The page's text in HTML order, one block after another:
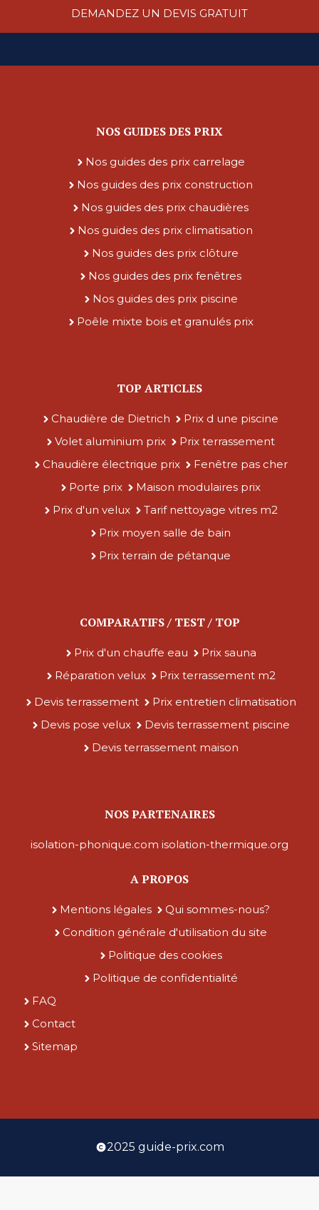
DEMANDEZ UN DEVIS GRATUIT
NOS GUIDES DES PRIX
Nos guides des prix carrelage
Nos guides des prix construction
Nos guides des prix chaudières
Nos guides des prix climatisation
Nos guides des prix clôture
Nos guides des prix fenêtres
Nos guides des prix piscine
Poêle mixte bois et granulés prix
TOP ARTICLES
Chaudière de Dietrich
Prix d une piscine
Volet aluminium prix
Prix terrassement
Chaudière électrique prix
Fenêtre pas cher
Porte prix
Maison modulaires prix
Prix d'un velux
Tarif nettoyage vitres m2
Prix moyen salle de bain
Prix terrain de pétanque
COMPARATIFS / TEST / TOP
Prix d'un chauffe eau
Prix sauna
Réparation velux
Prix terrassement m2
Devis terrassement
Prix entretien climatisation
Devis pose velux
Devis terrassement piscine
Devis terrassement maison
NOS PARTENAIRES
isolation-phonique.com isolation-thermique.org
A PROPOS
Mentions légales
Qui sommes-nous?
Condition générale d'utilisation du site
Politique des cookies
Politique de confidentialité
FAQ
Contact
Sitemap
2025 guide-prix.com